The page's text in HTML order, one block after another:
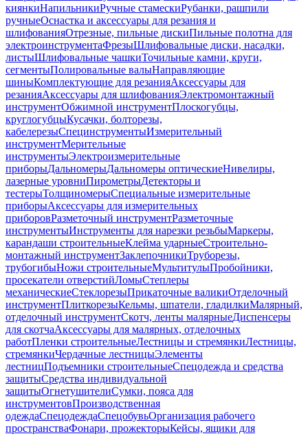
киянкиНапильникиРучные стамескиРубанки, рашпили
ручныеОснастка и аксессуары для резания и
шлифованияОтрезные, пильные дискиПильные полотна для
электроинструментаФрезыШлифовальные диски, насадки,
листыШлифовальные чашкиТочильные камни, круги,
сегментыПолировальные валыНаправляющие
шиныКомплектующие для резанияАксессуары для
резанияАксессуары для шлифованияЭлектромонтажный
инструментОбжимной инструментПлоскогубцы,
круглогубцыКусачки, болторезы,
кабелерезыСпецинструментыИзмерительный
инструментМерительные
инструментыЭлектроизмерительные
приборыДальномерыДальномеры оптическиеНивелиры,
лазерные уровниПирометрыДетекторы и
тестерыТолщиномерыСпециальные измерительные
приборыАксессуары для измерительных
приборовРазметочный инструментРазметочные
инструментыИнструменты для нарезки резьбыМаркеры,
карандаши строительныеКлейма ударныеСтроительно-
монтажный инструментЗаклепочникиТруборезы,
трубогибыНожи строительныеМультитулыПробойники,
просекатели отверстийЛомыСтеплеры
механическиеСтеклорезыПрикаточные валикиОтделочный
инструментПлиткорезыКельмы, шпатели, гладилкиМалярный,
отделочный инструментСкотч, ленты малярныеДиспенсеры
для скотчаАксессуары для малярных, отделочных
работПленки строительныеЛестницы и стремянкиЛестницы,
стремянкиЧердачные лестницыЭлементы
лестницПодъемники строительныеСпецодежда и средства
защитыСредства индивидуальной
защитыОгнетушителиСумки, пояса для
инструментовПроизводственная
одеждаСпецодеждаСпецобувьОрганизация рабочего
пространстваФонари, прожекторыКейсы, ящики для